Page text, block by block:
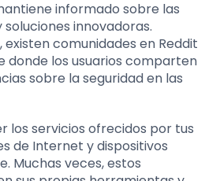
informado sobre las
innovadoras.
comunidades en Reddit
donde los usuarios comparten
sobre la seguridad en las
los servicios ofrecidos por tus
de Internet y dispositivos
Muchas veces, estos